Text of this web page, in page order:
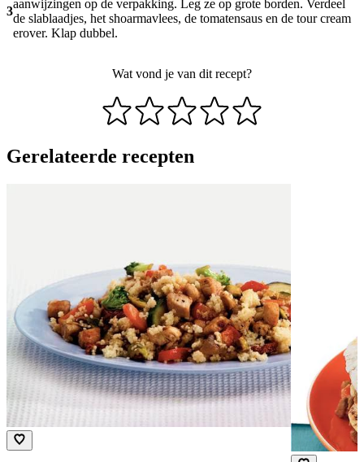
3
aanwijzingen op de verpakking. Leg ze op grote borden. Verdeel
de slablaadjes, het shoarmavlees, de tomatensaus en de tour cream
erover. Klap dubbel.
Wat vond je van dit recept?
Gerelateerde recepten